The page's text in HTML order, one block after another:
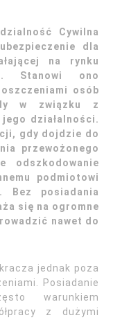
Cywilna
dla
na rynku
Stanowi ono
osób
w związku z
działalności.
gdy dojdzie do
przewożonego
odszkodowanie
podmiotowi
Bez posiadania
się na ogromne
nawet do
jednak poza
Posiadanie
warunkiem
z dużymi